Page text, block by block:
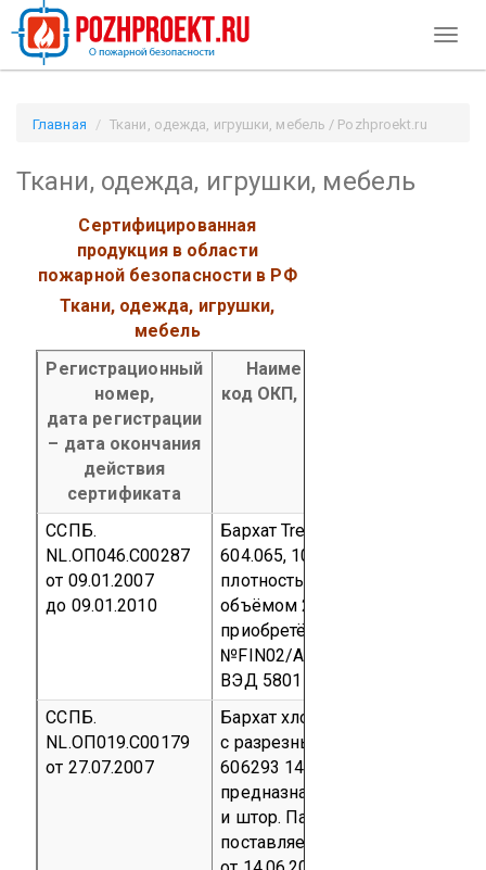
Главная Ткани, одежда, игрушки, мебель / Pozhproekt.ru
Ткани, одежда, игрушки, мебель
Сертифицированная
продукция в области
пожарной безопасности в РФ
Ткани, одежда, игрушки,
мебель
Регистрационный
номер,
дата регистрации
– дата окончания
действия
сертификата
Наименование продукции,
код ОКП, код ТН ВЭД
ССПБ.
NL.ОП046.С00287
от 09.01.2007
до 09.01.2010
Бархат Trevira CS, артикул
604.065, 100% полиэстер,
плотность (370-470) г/м²
объёмом 2038,8 м²,
приобретённая по контракту
№FIN02/АВ от 29.09.2006
ВЭД 5801 35 000 0
ССПБ.
NL.ОП019.С00179
от 27.07.2007
Бархат хлопчатобумажный
с разрезным ворсом артикул
606293 140 V00,
предназначенный для
и штор. Партия 3750 п/м
поставляемая по: контракту